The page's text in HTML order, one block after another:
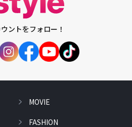
ントをフォロー！
MOVIE
FASHION